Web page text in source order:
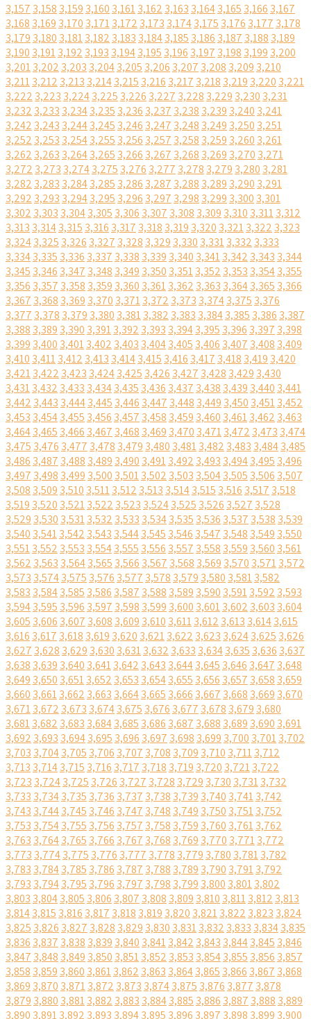
3,157 3,158 3,159 3,160 3,1613,162 3,163 3,1643,165 3,166 3,167
3,168 3,169 3,170 3,1713,172 3,173 3,1743,175 3,176 3,177 3,178
3,179 3,180 3,1813,182 3,183 3,1843,185 3,186 3,187 3,188 3,189
3,190 3,1913,192 3,193 3,1943,195 3,196 3,197 3,198 3,199 3,200
3,2013,202 3,203 3,2043,205 3,206 3,207 3,208 3,209 3,210
3,2113,212 3,213 3,2143,215 3,216 3,217 3,218 3,219 3,220 3,221
3,222 3,223 3,2243,225 3,226 3,227 3,228 3,229 3,230 3,231
3,232 3,233 3,2343,235 3,236 3,237 3,238 3,239 3,240 3,241
3,242 3,243 3,2443,245 3,246 3,247 3,248 3,249 3,250 3,251
3,252 3,253 3,2543,255 3,256 3,257 3,258 3,259 3,260 3,261
3,262 3,263 3,2643,265 3,266 3,267 3,268 3,269 3,270 3,271
3,272 3,273 3,2743,275 3,276 3,277 3,278 3,279 3,280 3,281
3,282 3,283 3,2843,285 3,286 3,287 3,288 3,289 3,290 3,291
3,292 3,293 3,2943,295 3,296 3,297 3,298 3,299 3,300 3,301
3,302 3,303 3,3043,305 3,306 3,307 3,308 3,309 3,310 3,3113,312
3,313 3,3143,315 3,316 3,317 3,318 3,319 3,320 3,3213,322 3,323
3,3243,325 3,326 3,327 3,328 3,329 3,330 3,3313,332 3,333
3,3343,335 3,336 3,337 3,338 3,339 3,340 3,3413,342 3,343 3,344
3,345 3,346 3,347 3,348 3,349 3,350 3,3513,352 3,353 3,3543,355
3,356 3,357 3,358 3,359 3,360 3,3613,362 3,363 3,3643,365 3,366
3,367 3,368 3,369 3,370 3,3713,372 3,373 3,3743,375 3,376
3,377 3,378 3,379 3,380 3,3813,382 3,383 3,3843,385 3,386 3,387
3,388 3,389 3,390 3,3913,392 3,393 3,3943,395 3,396 3,397 3,398
3,399 3,400 3,4013,402 3,403 3,4043,405 3,406 3,407 3,408 3,409
3,410 3,4113,412 3,413 3,4143,415 3,416 3,417 3,418 3,419 3,420
3,4213,422 3,423 3,4243,425 3,426 3,427 3,428 3,429 3,430
3,4313,432 3,433 3,4343,435 3,436 3,437 3,438 3,439 3,440 3,441
3,442 3,443 3,4443,445 3,446 3,447 3,448 3,449 3,450 3,4513,452
3,453 3,4543,455 3,456 3,457 3,458 3,459 3,460 3,4613,462 3,463
3,4643,465 3,466 3,467 3,468 3,469 3,470 3,4713,472 3,473 3,474
3,475 3,476 3,477 3,478 3,479 3,480 3,4813,482 3,483 3,4843,485
3,486 3,487 3,488 3,489 3,490 3,4913,492 3,493 3,4943,495 3,496
3,497 3,498 3,499 3,500 3,5013,502 3,503 3,5043,505 3,506 3,507
3,508 3,509 3,510 3,5113,512 3,513 3,5143,515 3,516 3,517 3,518
3,519 3,520 3,5213,522 3,523 3,5243,525 3,526 3,527 3,528
3,529 3,530 3,5313,532 3,533 3,5343,535 3,536 3,537 3,538 3,539
3,540 3,5413,542 3,543 3,5443,545 3,546 3,547 3,548 3,549 3,550
3,5513,552 3,553 3,5543,555 3,556 3,557 3,558 3,559 3,560 3,561
3,562 3,563 3,5643,565 3,566 3,567 3,568 3,569 3,570 3,5713,572
3,573 3,5743,575 3,576 3,577 3,578 3,579 3,580 3,5813,582
3,583 3,5843,585 3,586 3,587 3,588 3,589 3,590 3,5913,592 3,593
3,5943,595 3,596 3,597 3,598 3,599 3,600 3,6013,602 3,603 3,604
3,605 3,606 3,607 3,608 3,609 3,610 3,6113,612 3,613 3,6143,615
3,616 3,617 3,618 3,619 3,620 3,6213,622 3,623 3,6243,625 3,626
3,627 3,628 3,629 3,630 3,6313,632 3,633 3,6343,635 3,636 3,637
3,638 3,639 3,640 3,6413,642 3,643 3,6443,645 3,646 3,647 3,648
3,649 3,650 3,6513,652 3,653 3,6543,655 3,656 3,657 3,658 3,659
3,660 3,6613,662 3,663 3,6643,665 3,666 3,667 3,668 3,669 3,670
3,6713,672 3,673 3,6743,675 3,676 3,677 3,678 3,679 3,680
3,6813,682 3,683 3,6843,685 3,686 3,687 3,688 3,689 3,690 3,691
3,692 3,693 3,6943,695 3,696 3,697 3,698 3,699 3,700 3,7013,702
3,703 3,7043,705 3,706 3,707 3,708 3,709 3,710 3,7113,712
3,713 3,7143,715 3,716 3,717 3,718 3,719 3,720 3,7213,722
3,723 3,7243,725 3,726 3,727 3,728 3,729 3,730 3,7313,732
3,733 3,7343,735 3,736 3,737 3,738 3,739 3,740 3,7413,742
3,743 3,7443,745 3,746 3,747 3,748 3,749 3,750 3,7513,752
3,753 3,7543,755 3,756 3,757 3,758 3,759 3,760 3,7613,762
3,763 3,7643,765 3,766 3,767 3,768 3,769 3,770 3,7713,772
3,773 3,7743,775 3,776 3,777 3,778 3,779 3,780 3,7813,782
3,783 3,7843,785 3,786 3,787 3,788 3,789 3,790 3,7913,792
3,793 3,7943,795 3,796 3,797 3,798 3,799 3,800 3,8013,802
3,803 3,8043,805 3,806 3,807 3,808 3,809 3,810 3,8113,812 3,813
3,8143,815 3,816 3,817 3,818 3,819 3,820 3,8213,822 3,823 3,824
3,825 3,826 3,827 3,828 3,829 3,830 3,8313,832 3,833 3,8343,835
3,836 3,837 3,838 3,839 3,840 3,8413,842 3,843 3,8443,845 3,846
3,847 3,848 3,849 3,850 3,8513,852 3,853 3,8543,855 3,856 3,857
3,858 3,859 3,860 3,8613,862 3,863 3,8643,865 3,866 3,867 3,868
3,869 3,870 3,8713,872 3,873 3,8743,875 3,876 3,877 3,878
3,879 3,880 3,8813,882 3,883 3,8843,885 3,886 3,887 3,888 3,889
3,890 3,8913,892 3,893 3,8943,895 3,896 3,897 3,898 3,899 3,900